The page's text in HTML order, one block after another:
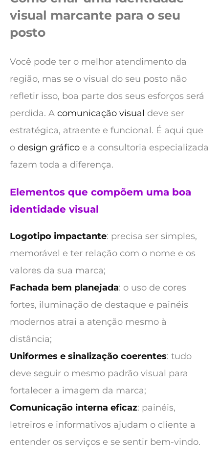
visual marcante para o seu
posto
Você pode ter o melhor atendimento da
região, mas se o visual do seu posto não
refletir isso, boa parte dos seus esforços será
perdida. A comunicação visual deve ser
estratégica, atraente e funcional. É aqui que
o design gráfico e a consultoria especializada
fazem toda a diferença.
Elementos que compõem uma boa
identidade visual
Logotipo impactante: precisa ser simples,
memorável e ter relação com o nome e os
valores da sua marca;
Fachada bem planejada: o uso de cores
fortes, iluminação de destaque e painéis
modernos atrai a atenção mesmo à
distância;
Uniformes e sinalização coerentes: tudo
deve seguir o mesmo padrão visual para
fortalecer a imagem da marca;
Comunicação interna eficaz: painéis,
letreiros e informativos ajudam o cliente a
entender os serviços e se sentir bem-vindo.